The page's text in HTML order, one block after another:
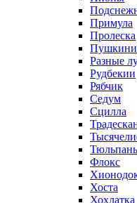
Примула
Пролеска
Разные
Рудбекии
Рябчик
Седум
Сцилла
Флокс
Хоста
Хохлатка